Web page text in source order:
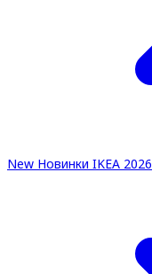
New Новинки IKEA 2026